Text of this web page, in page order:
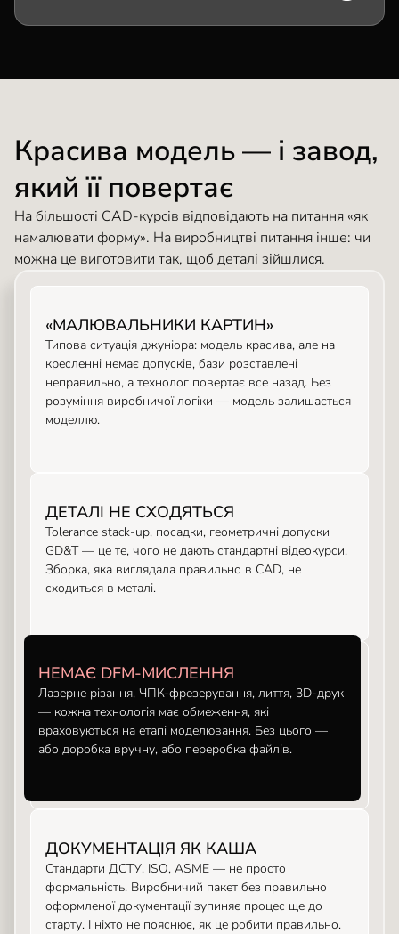
Красива модель — і завод,
який її повертає
На більшості CAD-курсів відповідають на питання «як
намалювати форму». На виробництві питання інше: чи
можна це виготовити так, щоб деталі зійшлися.
«МАЛЮВАЛЬНИКИ КАРТИН»
Типова ситуація джуніора: модель красива, але на
кресленні немає допусків, бази розставлені
неправильно, а технолог повертає все назад. Без
розуміння виробничої логіки — модель залишається
моделлю.
ДЕТАЛІ НЕ СХОДЯТЬСЯ
Tolerance stack-up, посадки, геометричні допуски
GD&T — це те, чого не дають стандартні відеокурси.
Зборка, яка виглядала правильно в CAD, не
сходиться в металі.
НЕМАЄ DFM-МИСЛЕННЯ
Лазерне різання, ЧПК-фрезерування, лиття, 3D-друк
— кожна технологія має обмеження, які
враховуються на етапі моделювання. Без цього —
або доробка вручну, або переробка файлів.
ДОКУМЕНТАЦІЯ ЯК КАША
Стандарти ДСТУ, ISO, ASME — не просто
формальність. Виробничий пакет без правильно
оформленої документації зупиняє процес ще до
старту. І ніхто не пояснює, як це робити правильно.